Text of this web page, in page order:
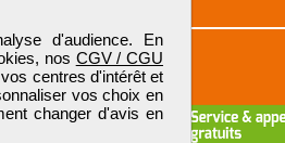
d'audience. En
nos CGV / CGU
centres d'intérêt et
vos choix en
changer d'avis en